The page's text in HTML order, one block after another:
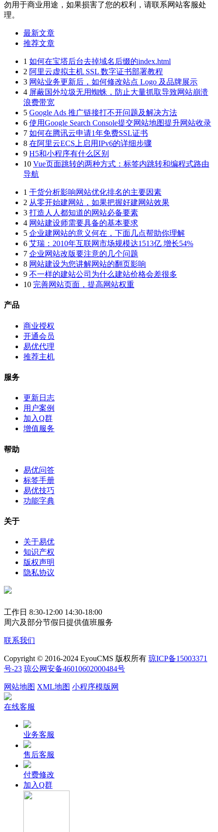
勿用于商业用途，如果损害了您的权利，请联系网站客服处
理。
最新文章
推荐文章
1 如何在宝塔后台去掉域名后缀的index.html
2 阿里云虚拟主机 SSL 数字证书部署教程
3 网站业务更新后，如何修改站点 Logo 及品牌展示
4 屏蔽国外垃圾无用蜘蛛，防止大量抓取导致网站崩溃
浪费带宽
5 Google Ads 推广链接打不开问题及解决方法
6 使用Google Search Console提交网站地图提升网站收录
7 如何在腾讯云申请1年免费SSL证书
8 在阿里云ECS上启用IPv6的详细步骤
9 H5和小程序有什么区别
10 Vue页面跳转的两种方式：标签内跳转和编程式路由
导航
1 干货分析影响网站优化排名的主要因素
2 从零开始建网站，如果把握好建网站效果
3 打造人人都知道的网站必备要素
4 网站建设师需要具备的基本要求
5 企业建网站的意义何在，下面几点帮助你理解
6 艾瑞：2010年互联网市场规模达1513亿 增长54%
7 企业网站改版要注意的几个问题
8 网站建设为您讲解网站的翻页影响
9 不一样的建站公司为什么建站价格会差很多
10 完善网站页面，提高网站权重
产品
商业授权
开通会员
易优代理
推荐主机
服务
更新日志
用户案例
加入Q群
增值服务
帮助
易优问答
标签手册
易优技巧
功能字典
关于
关于易优
知识产权
版权声明
隐私协议
工作日 8:30-12:00 14:30-18:00
周六及部分节假日提供值班服务
联系我们
Copyright © 2016-2024 EyouCMS 版权所有 琼ICP备15003371
号-23 琼公网安备46010602000484号
网站地图 XML地图 小程序模版网
在线客服
业务客服
售后客服
付费修改
加入Q群